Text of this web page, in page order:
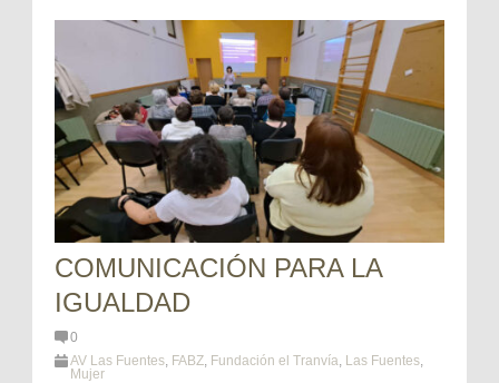
COMUNICACIÓN PARA LA
IGUALDAD
0
AV Las Fuentes FABZ Fundación el Tranvía Las Fuentes
Mujer